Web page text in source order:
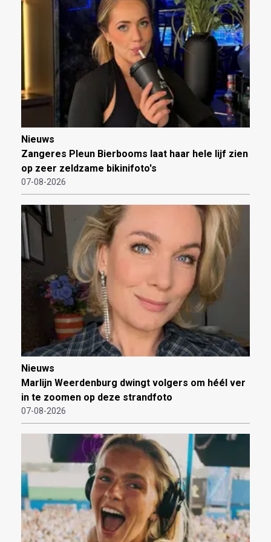
Nieuws
Zangeres Pleun Bierbooms laat haar hele lijf zien
op zeer zeldzame bikinifoto's
07-08-2026
Nieuws
Marlijn Weerdenburg dwingt volgers om héél ver
in te zoomen op deze strandfoto
07-08-2026